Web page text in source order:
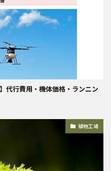
代行費用・機体価格・ランニン
植物工場